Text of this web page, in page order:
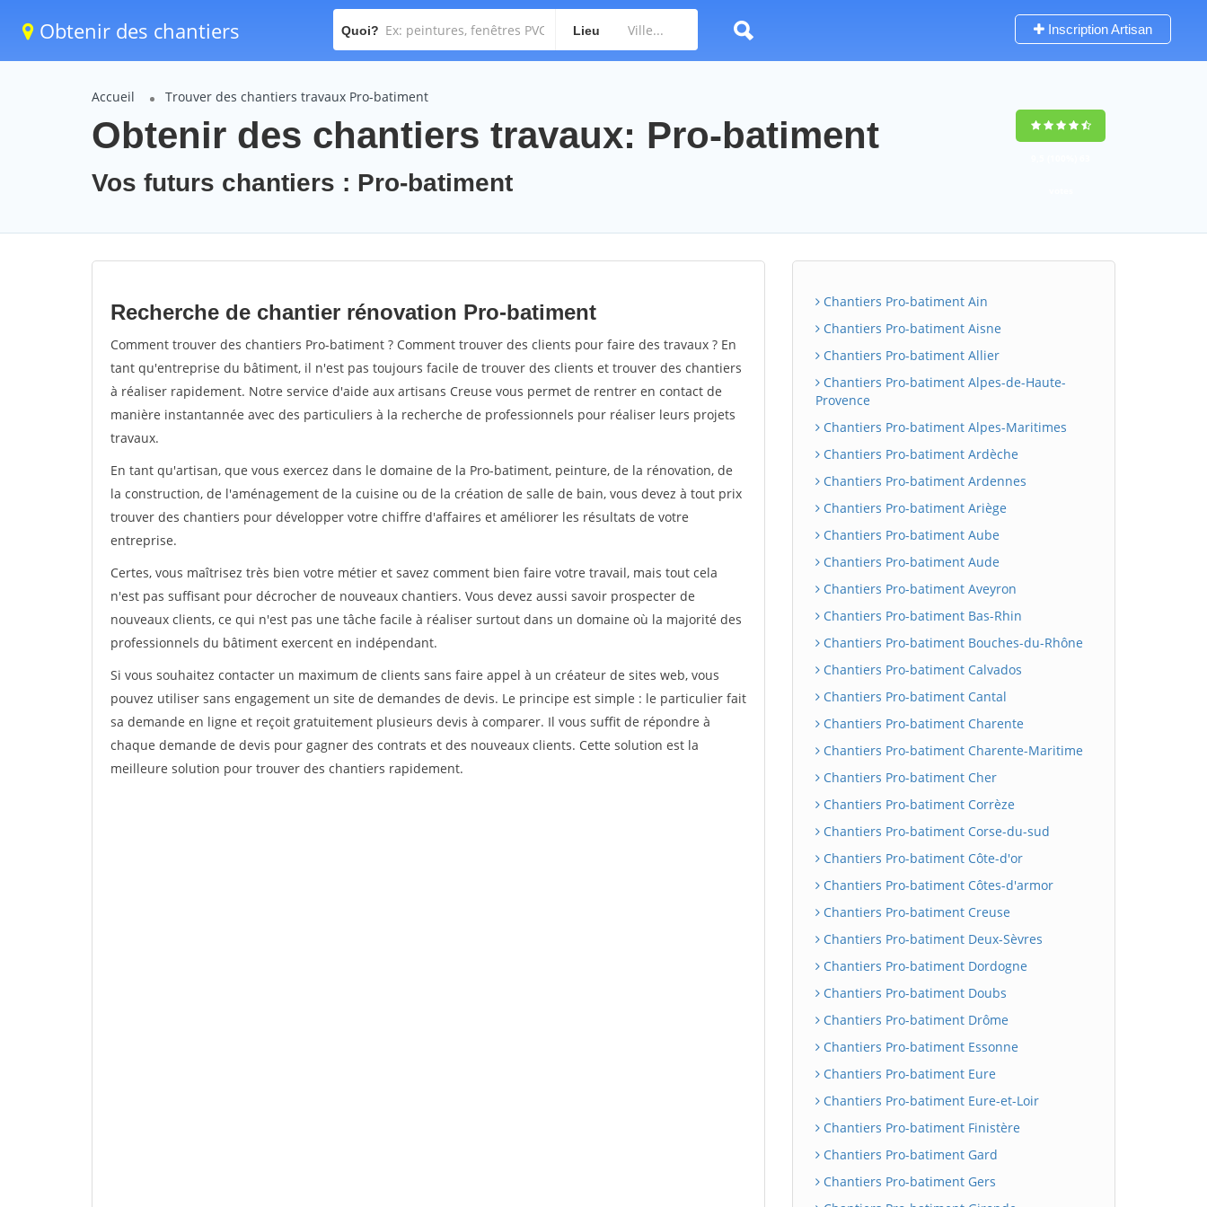
Obtenir des chantiers Quoi? Lieu Inscription Artisan
Accueil Trouver des chantiers travaux Pro-batiment
Obtenir des chantiers travaux: Pro-batiment
Vos futurs chantiers : Pro-batiment
Recherche de chantier rénovation Pro-batiment
Comment trouver des chantiers Pro-batiment ? Comment trouver des clients pour faire des travaux ? En
tant qu'entreprise du bâtiment, il n'est pas toujours facile de trouver des clients et trouver des chantiers
à réaliser rapidement. Notre service d'aide aux artisans Creuse vous permet de rentrer en contact de
manière instantannée avec des particuliers à la recherche de professionnels pour réaliser leurs projets
travaux.
En tant qu'artisan, que vous exercez dans le domaine de la Pro-batiment, peinture, de la rénovation, de
la construction, de l'aménagement de la cuisine ou de la création de salle de bain, vous devez à tout prix
trouver des chantiers pour développer votre chiffre d'affaires et améliorer les résultats de votre
entreprise.
Certes, vous maîtrisez très bien votre métier et savez comment bien faire votre travail, mais tout cela
n'est pas suffisant pour décrocher de nouveaux chantiers. Vous devez aussi savoir prospecter de
nouveaux clients, ce qui n'est pas une tâche facile à réaliser surtout dans un domaine où la majorité des
professionnels du bâtiment exercent en indépendant.
Si vous souhaitez contacter un maximum de clients sans faire appel à un créateur de sites web, vous
pouvez utiliser sans engagement un site de demandes de devis. Le principe est simple : le particulier fait
sa demande en ligne et reçoit gratuitement plusieurs devis à comparer. Il vous suffit de répondre à
chaque demande de devis pour gagner des contrats et des nouveaux clients. Cette solution est la
meilleure solution pour trouver des chantiers rapidement.
Chantiers Pro-batiment Ain
Chantiers Pro-batiment Aisne
Chantiers Pro-batiment Allier
Chantiers Pro-batiment Alpes-de-Haute-
Provence
Chantiers Pro-batiment Alpes-Maritimes
Chantiers Pro-batiment Ardèche
Chantiers Pro-batiment Ardennes
Chantiers Pro-batiment Ariège
Chantiers Pro-batiment Aube
Chantiers Pro-batiment Aude
Chantiers Pro-batiment Aveyron
Chantiers Pro-batiment Bas-Rhin
Chantiers Pro-batiment Bouches-du-Rhône
Chantiers Pro-batiment Calvados
Chantiers Pro-batiment Cantal
Chantiers Pro-batiment Charente
Chantiers Pro-batiment Charente-Maritime
Chantiers Pro-batiment Cher
Chantiers Pro-batiment Corrèze
Chantiers Pro-batiment Corse-du-sud
Chantiers Pro-batiment Côte-d'or
Chantiers Pro-batiment Côtes-d'armor
Chantiers Pro-batiment Creuse
Chantiers Pro-batiment Deux-Sèvres
Chantiers Pro-batiment Dordogne
Chantiers Pro-batiment Doubs
Chantiers Pro-batiment Drôme
Chantiers Pro-batiment Essonne
Chantiers Pro-batiment Eure
Chantiers Pro-batiment Eure-et-Loir
Chantiers Pro-batiment Finistère
Chantiers Pro-batiment Gard
Chantiers Pro-batiment Gers